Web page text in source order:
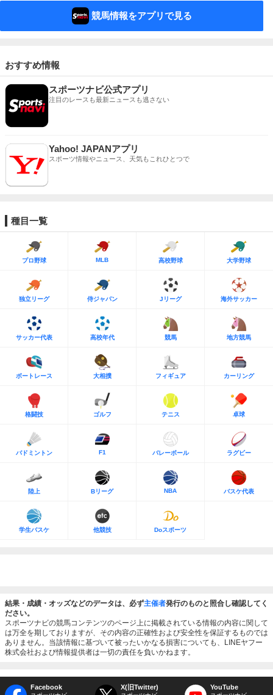
競馬情報をアプリで見る
おすすめ情報
スポーツナビ公式アプリ
注目のレースも最新ニュースも逃さない
Yahoo! JAPANアプリ
スポーツ情報やニュース、天気もこれひとつで
種目一覧
プロ野球 MLB 高校野球 大学野球
独立リーグ 侍ジャパン Jリーグ 海外サッカー
サッカー代表 高校年代 競馬 地方競馬
ボートレース 大相撲 フィギュア カーリング
格闘技 ゴルフ テニス 卓球
バドミントン F1 バレーボール ラグビー
陸上 Bリーグ NBA バスケ代表
学生バスケ 他競技 Doスポーツ
結果・成績・オッズなどのデータは、必ず主催者発行のものと照合し確認してく
ださい。
スポーツナビの競馬コンテンツのページ上に掲載されている情報の内容に関して
は万全を期しておりますが、その内容の正確性および安全性を保証するものでは
ありません。当該情報に基づいて被ったいかなる損害についても、LINEヤフー
株式会社および情報提供者は一切の責任を負いかねます。
Facebook X(旧Twitter) YouTube